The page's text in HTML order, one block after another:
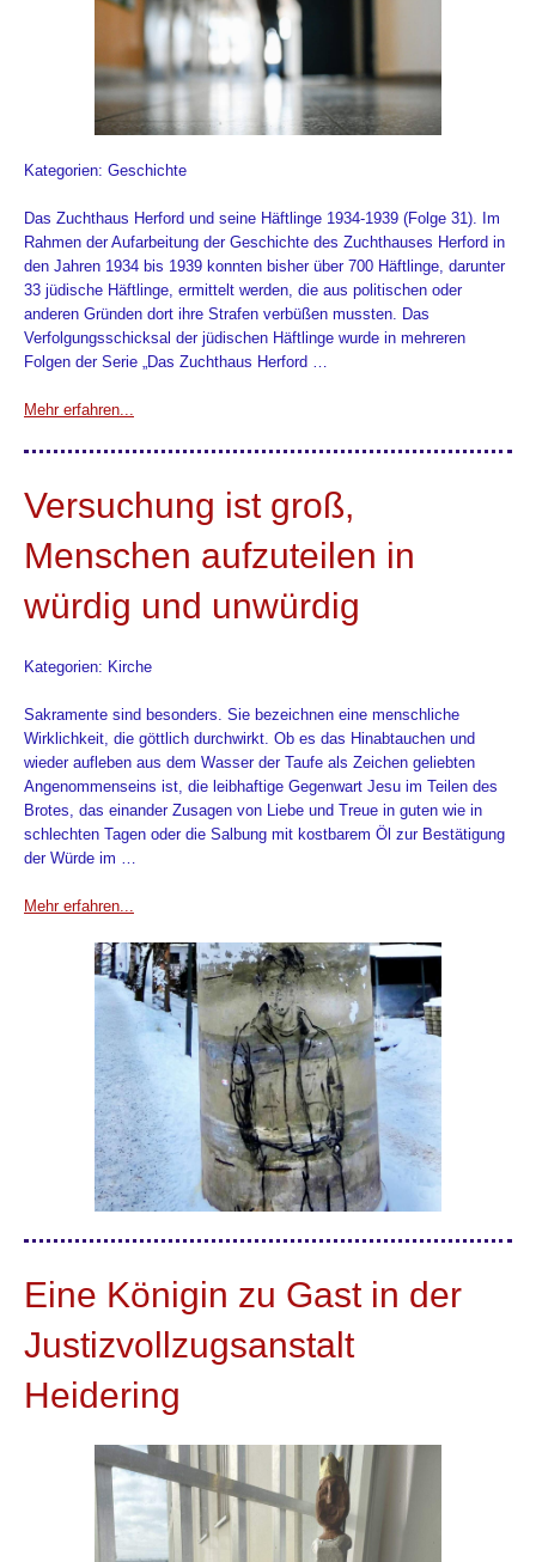
Kategorien: Geschichte
Das Zuchthaus Herford und seine Häftlinge 1934-1939 (Folge 31). Im
Rahmen der Aufarbeitung der Geschichte des Zuchthauses Herford in
den Jahren 1934 bis 1939 konnten bisher über 700 Häftlinge, darunter
33 jüdische Häftlinge, ermittelt werden, die aus politischen oder
anderen Gründen dort ihre Strafen verbüßen mussten. Das
Verfolgungsschicksal der jüdischen Häftlinge wurde in mehreren
Folgen der Serie „Das Zuchthaus Herford …
Mehr erfahren...
Versuchung ist groß,
Menschen aufzuteilen in
würdig und unwürdig
Kategorien: Kirche
Sakramente sind besonders. Sie bezeichnen eine menschliche
Wirklichkeit, die göttlich durchwirkt. Ob es das Hinabtauchen und
wieder aufleben aus dem Wasser der Taufe als Zeichen geliebten
Angenommenseins ist, die leibhaftige Gegenwart Jesu im Teilen des
Brotes, das einander Zusagen von Liebe und Treue in guten wie in
schlechten Tagen oder die Salbung mit kostbarem Öl zur Bestätigung
der Würde im …
Mehr erfahren...
Eine Königin zu Gast in der
Justizvollzugsanstalt
Heidering